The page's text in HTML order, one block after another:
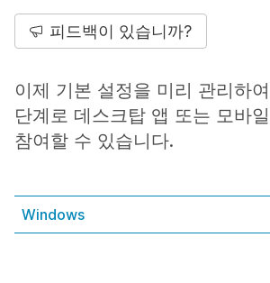
피드백이 있습니까?
이제 기본 설정을 미리 관리하
단계로 데스크탑 앱 또는 모바
참여할 수 있습니다.
Windows